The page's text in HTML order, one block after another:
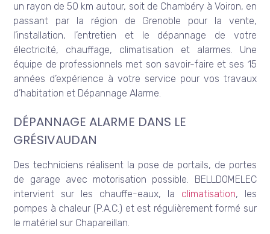
un rayon de 50 km autour, soit de Chambéry à Voiron, en
passant par la région de Grenoble pour la vente,
l’installation, l’entretien et le dépannage de votre
électricité, chauffage, climatisation et alarmes. Une
équipe de professionnels met son savoir-faire et ses 15
années d’expérience à votre service pour vos travaux
d’habitation et Dépannage Alarme.
DÉPANNAGE ALARME DANS LE
GRÉSIVAUDAN
Des techniciens réalisent la pose de portails, de portes
de garage avec motorisation possible. BELLDOMELEC
intervient sur les chauffe-eaux, la climatisation, les
pompes à chaleur (P.A.C.) et est régulièrement formé sur
le matériel sur Chapareillan.